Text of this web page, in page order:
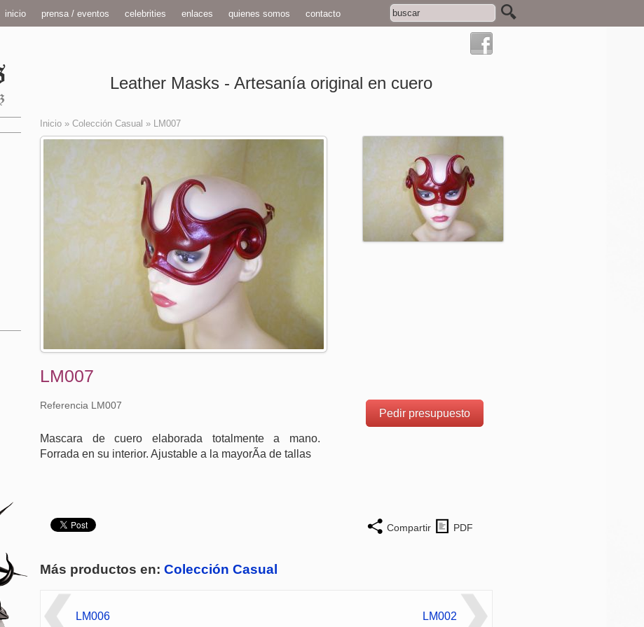
inicio prensa / eventos celebrities enlaces quienes somos contacto
Leather Masks - Artesanía original en cuero
Inicio » Colección Casual » LM007
LM007
Referencia LM007
Mascara de cuero elaborada totalmente a mano.
Forrada en su interior. Ajustable a la mayorÃ­a de tallas
Pedir presupuesto
Compartir PDF
Más productos en: Colección Casual
LM006 LM002